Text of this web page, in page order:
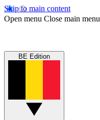
Skip to main content
Open menu Close main menu
BE Edition